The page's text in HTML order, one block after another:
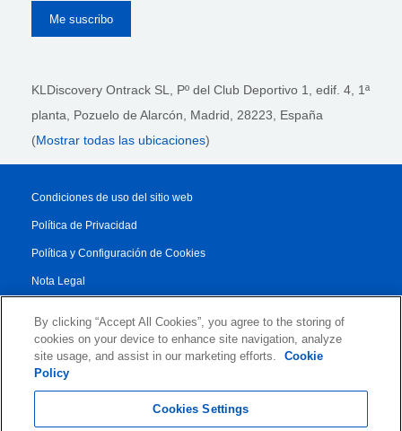
KLDiscovery Ontrack SL, Pº del Club Deportivo 1, edif. 4, 1ª
planta, Pozuelo de Alarcón, Madrid, 28223 , España
(Mostrar todas las ubicaciones)
Condiciones de uso del sitio web
Política de Privacidad
Política y Configuración de Cookies
Nota Legal
Condiciones Generales
Authorised Partner Agreement
By clicking “Accept All Cookies”, you agree to the storing of
cookies on your device to enhance site navigation, analyze
site usage, and assist in our marketing efforts.
Cookie
Policy
Cookies Settings